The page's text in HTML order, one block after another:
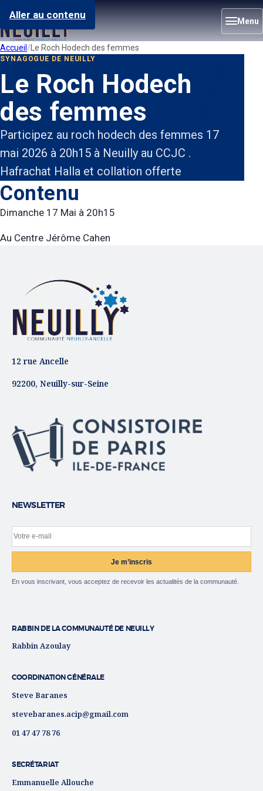
Aller au contenu
Menu
Accueil Le Roch Hodech des femmes
SYNAGOGUE DE NEUILLY
Le Roch Hodech
des femmes
Participez au roch hodech des femmes 17
mai 2026 à 20h15 à Neuilly au CCJC .
Hafrachat Halla et collation offerte
Contenu
Dimanche 17 Mai à 20h15
Au Centre Jérôme Cahen
12 rue Ancelle
92200, Neuilly-sur-Seine
NEWSLETTER
Votre e-mail
Site web
Je m’inscris
En vous inscrivant, vous acceptez de recevoir les actualités de la communauté.
RABBIN DE LA COMMUNAUTÉ DE NEUILLY
Rabbin Azoulay
COORDINATION GÉNÉRALE
Steve Baranes
stevebaranes.acip@gmail.com
01 47 47 78 76
SECRÉTARIAT
Emmanuelle Allouche